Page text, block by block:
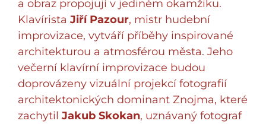
a obraz propojují v jediném okamžiku.
Klavírista Jiří Pazour, mistr hudební
improvizace, vytváří příběhy inspirované
architekturou a atmosférou města. Jeho
večerní klavírní improvizace budou
doprovázeny vizuální projekcí fotografií
architektonických dominant Znojma, které
zachytil Jakub Skokan, uznávaný fotograf